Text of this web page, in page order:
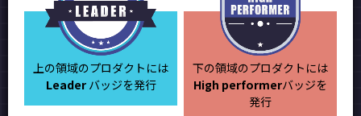
上の領域のプロダクトには
Leaderバッジを発行
下の領域のプロダクトには
High performerバッジを
発行